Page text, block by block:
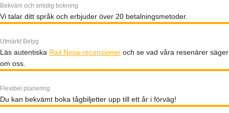
Bekväm och smidig bokning
Vi talar ditt språk och erbjuder över 20 betalningsmetoder.
Utmärkt Betyg
Läs autentiska Rail Ninja-recensioner och se vad våra resenärer säger
om oss.
Flexibel planering
Du kan bekvämt boka tågbiljetter upp till ett år i förväg!